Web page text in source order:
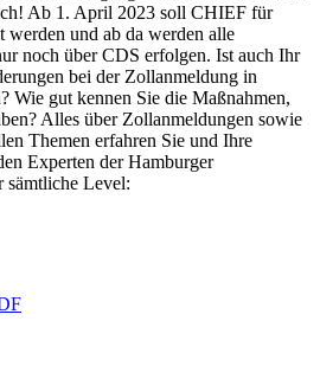
Ab 1. April 2023 soll CHIEF für
werden und ab da werden alle
noch über CDS erfolgen. Ist auch Ihr
bei der Zollanmeldung in
Wie gut kennen Sie die Maßnahmen,
Alles über Zollanmeldungen sowie
Themen erfahren Sie und Ihre
Experten der Hamburger
sämtliche Level: